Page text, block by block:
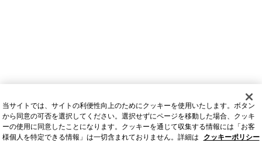
当サイトでは、サイトの利便性向上のためにクッキーを使用いたします。ボタン
から同意の可否を選択してください。選択せずにページを移動した場合、クッキ
ーの使用に同意したことになります。クッキーを通じて収集する情報には「お客
様個人を特定できる情報」は一切含まれておりません。詳細は
クッキーポリシー